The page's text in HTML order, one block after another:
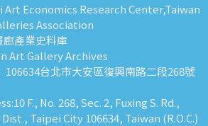
Art Economics Research Center,Taiwan
Association
廊產業史料庫
Art Gallery Archives
106634台北市大安區復興南路二段268號
F., No. 268, Sec. 2, Fuxing S. Rd.,
Taipei City 106634, Taiwan (R.O.C.)